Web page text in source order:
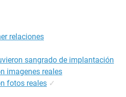
relaciones
sangrado de implantación
imagenes reales
fotos reales ✓